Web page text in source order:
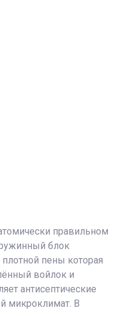
правильном
блок
пены которая
войлок и
антисептические
микроклимат. В